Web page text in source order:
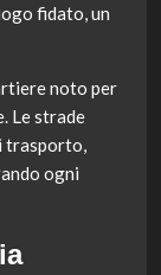
fidato, un
noto per
Le strade
trasporto,
ogni